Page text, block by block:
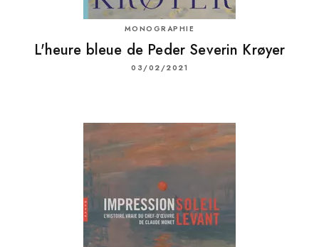
MONOGRAPHIE
L'heure bleue de Peder Severin Krøyer
03/02/2021